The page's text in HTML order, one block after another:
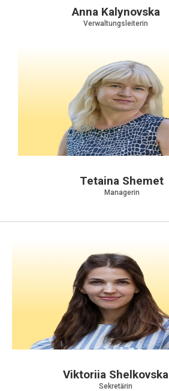
Anna Kalynovska
Verwaltungsleiterin
Tetaina Shemet
Managerin
Viktoriia Shelkovska
Sekretärin